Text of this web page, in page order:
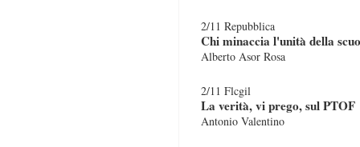
2/11 Repubblica
Chi minaccia l'unità della
Alberto Asor Rosa
2/11 Flcgil
La verità, vi prego, sul PTOF
Antonio Valentino